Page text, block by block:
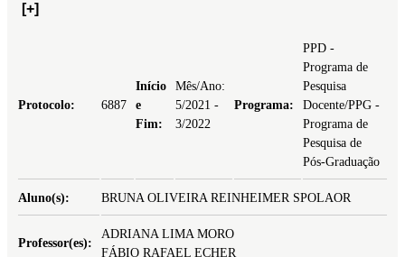
[+]
Protocolo: 6887
Início
e
Fim:
Mês/Ano:
5/2021 -
3/2022
Programa:
PPD -
Programa de
Pesquisa
Docente/PPG -
Programa de
Pesquisa de
Pós-Graduação
Aluno(s): BRUNA OLIVEIRA REINHEIMER SPOLAOR
Professor(es):
ADRIANA LIMA MORO
FÁBIO RAFAEL ECHER